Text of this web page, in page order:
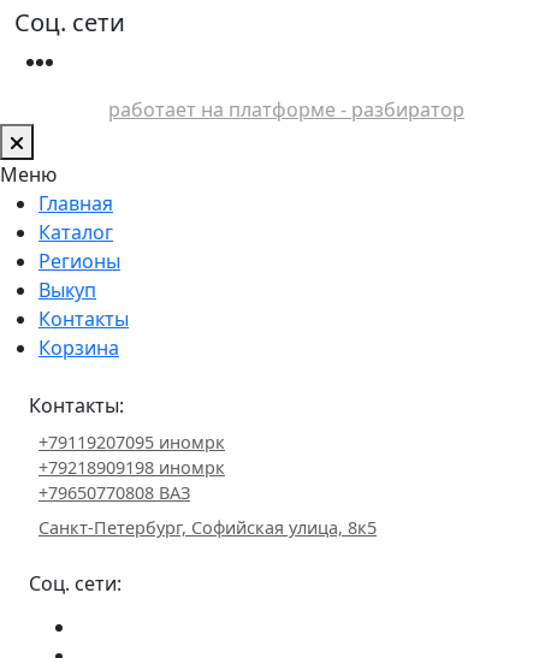
Соц. сети
работает на платформе - разбиратор
Меню
Главная
Каталог
Регионы
Выкуп
Контакты
Корзина
Контакты:
+79119207095 иномрк
+79218909198 иномрк
+79650770808 ВАЗ
Санкт-Петербург, Софийская улица, 8к5
Соц. сети: